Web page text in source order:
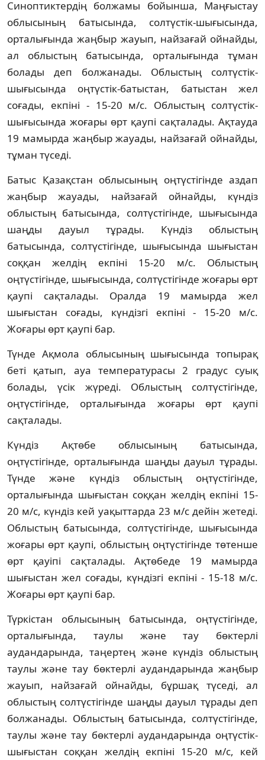
Синоптиктердің болжамы бойынша, Маңғыстау
облысының батысында, солтүстік-шығысында,
орталығында жаңбыр жауып, найзағай ойнайды,
ал облыстың батысында, орталығында тұман
болады деп болжанады. Облыстың солтүстік-
шығысында оңтүстік-батыстан, батыстан жел
соғады, екпіні - 15-20 м/с. Облыстың солтүстік-
шығысында жоғары өрт қаупі сақталады. Ақтауда
19 мамырда жаңбыр жауады, найзағай ойнайды,
тұман түседі.
Батыс Қазақстан облысының оңтүстігінде аздап
жаңбыр жауады, найзағай ойнайды, күндіз
облыстың батысында, солтүстігінде, шығысында
шаңды дауыл тұрады. Күндіз облыстың
батысында, солтүстігінде, шығысында шығыстан
соққан желдің екпіні 15-20 м/с. Облыстың
оңтүстігінде, шығысында, солтүстігінде жоғары өрт
қаупі сақталады. Оралда 19 мамырда жел
шығыстан соғады, күндізгі екпіні - 15-20 м/с.
Жоғары өрт қаупі бар.
Түнде Ақмола облысының шығысында топырақ
беті қатып, ауа температурасы 2 градус суық
болады, үсік жүреді. Облыстың солтүстігінде,
оңтүстігінде, орталығында жоғары өрт қаупі
сақталады.
Күндіз Ақтөбе облысының батысында,
оңтүстігінде, орталығында шаңды дауыл тұрады.
Түнде және күндіз облыстың оңтүстігінде,
орталығында шығыстан соққан желдің екпіні 15-
20 м/с, күндіз кей уақыттарда 23 м/с дейін жетеді.
Облыстың батысында, солтүстігінде, шығысында
жоғары өрт қаупі, облыстың оңтүстігінде төтенше
өрт қауіпі сақталады. Ақтөбеде 19 мамырда
шығыстан жел соғады, күндізгі екпіні - 15-18 м/с.
Жоғары өрт қаупі бар.
Түркістан облысының батысында, оңтүстігінде,
орталығында, таулы және тау бөктерлі
аудандарында, таңертең және күндіз облыстың
таулы және тау бөктерлі аудандарында жаңбыр
жауып, найзағай ойнайды, бұршақ түседі, ал
облыстың солтүстігінде шаңды дауыл тұрады деп
болжанады. Облыстың батысында, солтүстігінде,
таулы және тау бөктерлі аудандарында оңтүстік-
шығыстан соққан желдің екпіні 15-20 м/с, кей